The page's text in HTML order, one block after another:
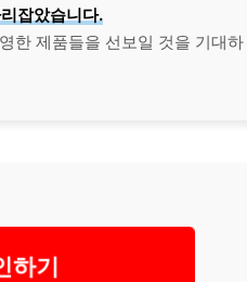
잡았습니다.
한 제품들을 선보일 것을 기대하
기